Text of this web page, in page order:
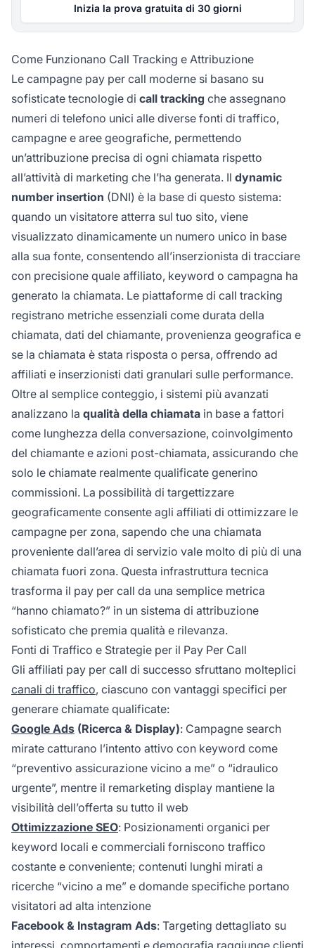
Inizia la prova gratuita di 30 giorni
Come Funzionano Call Tracking e Attribuzione
Le campagne pay per call moderne si basano su
sofisticate tecnologie di call tracking che assegnano
numeri di telefono unici alle diverse fonti di traffico,
campagne e aree geografiche, permettendo
un’attribuzione precisa di ogni chiamata rispetto
all’attività di marketing che l’ha generata. Il dynamic
number insertion (DNI) è la base di questo sistema:
quando un visitatore atterra sul tuo sito, viene
visualizzato dinamicamente un numero unico in base
alla sua fonte, consentendo all’inserzionista di tracciare
con precisione quale affiliato, keyword o campagna ha
generato la chiamata. Le piattaforme di call tracking
registrano metriche essenziali come durata della
chiamata, dati del chiamante, provenienza geografica e
se la chiamata è stata risposta o persa, offrendo ad
affiliati e inserzionisti dati granulari sulle performance.
Oltre al semplice conteggio, i sistemi più avanzati
analizzano la qualità della chiamata in base a fattori
come lunghezza della conversazione, coinvolgimento
del chiamante e azioni post-chiamata, assicurando che
solo le chiamate realmente qualificate generino
commissioni. La possibilità di targettizzare
geograficamente consente agli affiliati di ottimizzare le
campagne per zona, sapendo che una chiamata
proveniente dall’area di servizio vale molto di più di una
chiamata fuori zona. Questa infrastruttura tecnica
trasforma il pay per call da una semplice metrica
“hanno chiamato?” in un sistema di attribuzione
sofisticato che premia qualità e rilevanza.
Fonti di Traffico e Strategie per il Pay Per Call
Gli affiliati pay per call di successo sfruttano molteplici
canali di traffico, ciascuno con vantaggi specifici per
generare chiamate qualificate:
Google Ads (Ricerca & Display): Campagne search
mirate catturano l’intento attivo con keyword come
“preventivo assicurazione vicino a me” o “idraulico
urgente”, mentre il remarketing display mantiene la
visibilità dell’offerta su tutto il web
Ottimizzazione SEO: Posizionamenti organici per
keyword locali e commerciali forniscono traffico
costante e conveniente; contenuti lunghi mirati a
ricerche “vicino a me” e domande specifiche portano
visitatori ad alta intenzione
Facebook & Instagram Ads: Targeting dettagliato su
interessi, comportamenti e demografia raggiunge clienti